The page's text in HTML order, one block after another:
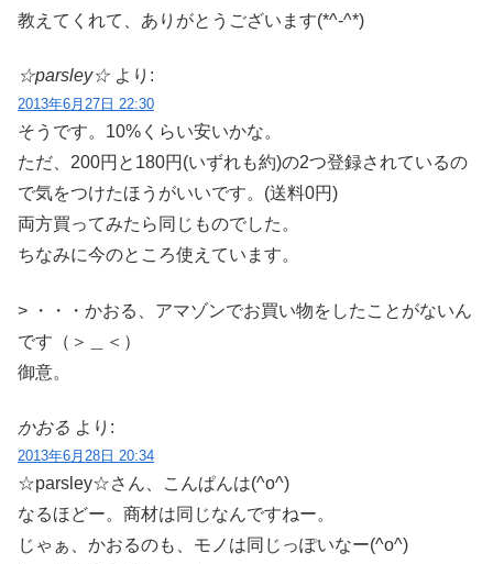
教えてくれて、ありがとうございます(*^-^*)
☆parsley☆ より:
2013年6月27日 22:30
そうです。10%くらい安いかな。
ただ、200円と180円(いずれも約)の2つ登録されているの
で気をつけたほうがいいです。(送料0円)
両方買ってみたら同じものでした。
ちなみに今のところ使えています。
> ・・・かおる、アマゾンでお買い物をしたことがないん
です（＞＿＜）
御意。
かおる より:
2013年6月28日 20:34
☆parsley☆さん、こんぱんは(^o^)
なるほどー。商材は同じなんですねー。
じゃぁ、かおるのも、モノは同じっぽいなー(^o^)